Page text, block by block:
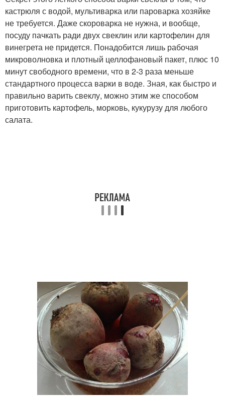
кастрюля с водой, мультиварка или пароварка хозяйке
не требуется. Даже скороварка не нужна, и вообще,
посуду пачкать ради двух свеклин или картофелин для
винегрета не придется. Понадобится лишь рабочая
микроволновка и плотный целлофановый пакет, плюс 10
минут свободного времени, что в 2-3 раза меньше
стандартного процесса варки в воде. Зная, как быстро и
правильно варить свеклу, можно этим же способом
приготовить картофель, морковь, кукурузу для любого
салата.